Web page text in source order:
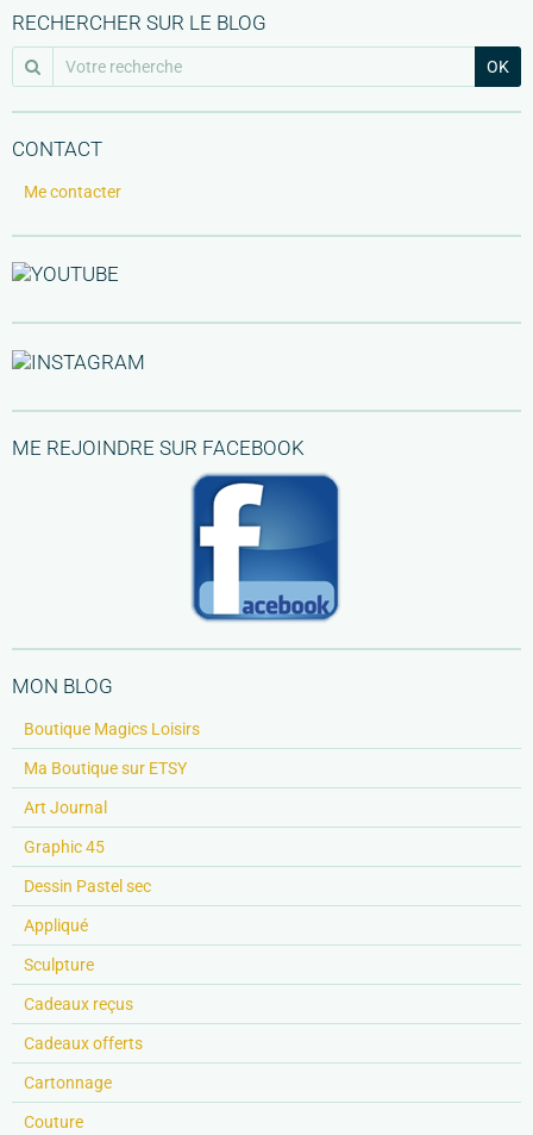
RECHERCHER SUR LE BLOG
OK
CONTACT
Me contacter
ME REJOINDRE SUR FACEBOOK
MON BLOG
Boutique Magics Loisirs
Ma Boutique sur ETSY
Art Journal
Graphic 45
Dessin Pastel sec
Appliqué
Sculpture
Cadeaux reçus
Cadeaux offerts
Cartonnage
Couture